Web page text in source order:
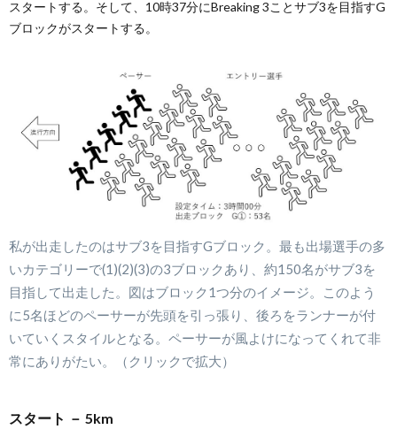
スタートする。そして、10時37分にBreaking 3ことサブ3を目指すG
ブロックがスタートする。
私が出走したのはサブ3を目指すGブロック。最も出場選手の多
いカテゴリーで(1)(2)(3)の3ブロックあり、約150名がサブ3を
目指して出走した。図はブロック1つ分のイメージ。このよう
に5名ほどのペーサーが先頭を引っ張り、後ろをランナーが付
いていくスタイルとなる。ペーサーが風よけになってくれて非
常にありがたい。（クリックで拡大）
スタート － 5km